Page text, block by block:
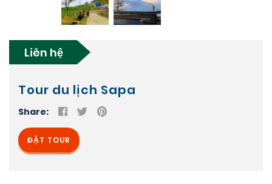
Tour du lịch Sapa
Share:
Liên hệ
ĐẶT TOUR